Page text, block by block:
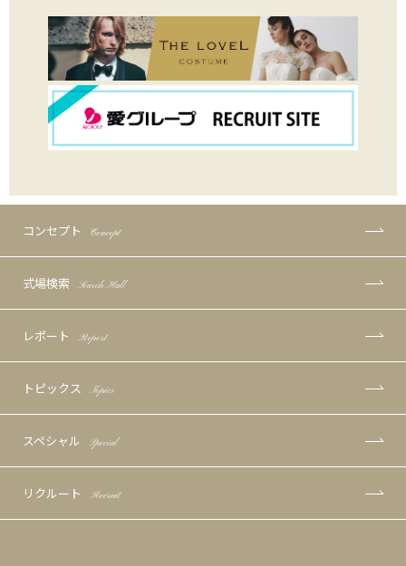
コンセプト Concept
式場検索 Search Hall
レポート Report
トピックス Topics
スペシャル Special
リクルート Recruit